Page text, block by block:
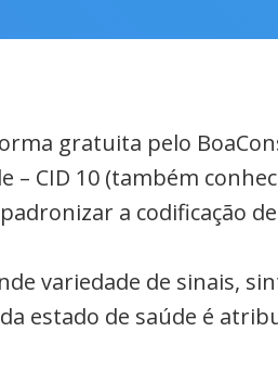
gratuita pelo
– CID 10 (também
a codificação
variedade de sinais,
estado de saúde é